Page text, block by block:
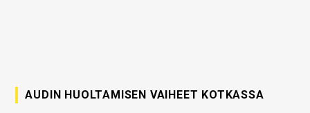
AUDIN HUOLTAMISEN VAIHEET KOTKASSA